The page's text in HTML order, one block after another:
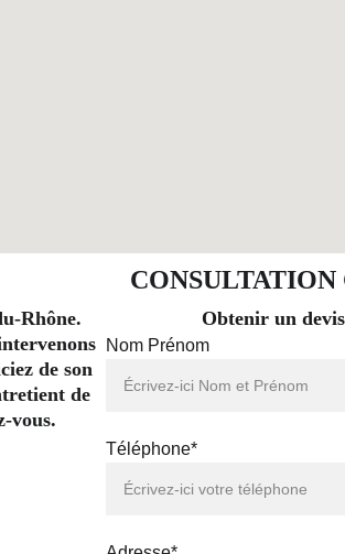
Nom Prénom
Téléphone*
Rhône.
de son
de
vous.
Obtenir un